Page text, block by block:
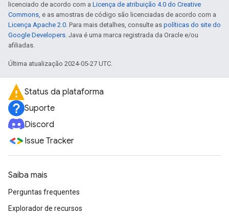
licenciado de acordo com a Licença de atribuição 4.0 do Creative
Commons, e as amostras de código são licenciadas de acordo com a
Licença Apache 2.0. Para mais detalhes, consulte as políticas do site do
Google Developers. Java é uma marca registrada da Oracle e/ou
afiliadas.
Última atualização 2024-05-27 UTC.
Status da plataforma
Suporte
Discord
Issue Tracker
Saiba mais
Perguntas frequentes
Explorador de recursos